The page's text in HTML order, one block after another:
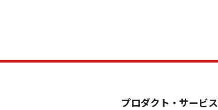
プロダクト・サービス